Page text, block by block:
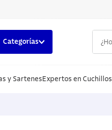
Categorías
y Sartenes Expertos en Cuchillos